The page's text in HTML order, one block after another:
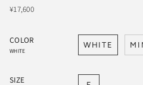
¥17,600
COLOR
WHITE
WHITE
SIZE